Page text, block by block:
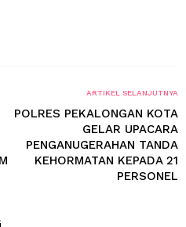
ARTIKEL SELANJUTNYA
POLRES PEKALONGAN KOTA
GELAR UPACARA
PENGANUGERAHAN TANDA
KEHORMATAN KEPADA 21
PERSONEL